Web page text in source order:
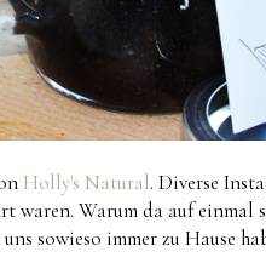
Holly's Natural. Diverse
Warum da auf einmal
sowieso immer zu Hause